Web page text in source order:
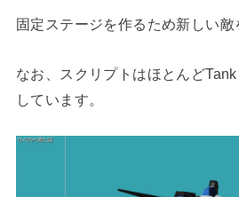
固定ステージを作るため新しい敵
なお、スクリプトはほとんど
しています。